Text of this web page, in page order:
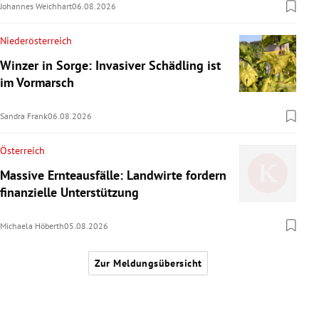
Johannes Weichhart06.08.2026
Niederösterreich
Winzer in Sorge: Invasiver Schädling ist
im Vormarsch
Sandra Frank06.08.2026
Österreich
Massive Ernteausfälle: Landwirte fordern
finanzielle Unterstützung
Michaela Höberth05.08.2026
Zur Meldungsübersicht